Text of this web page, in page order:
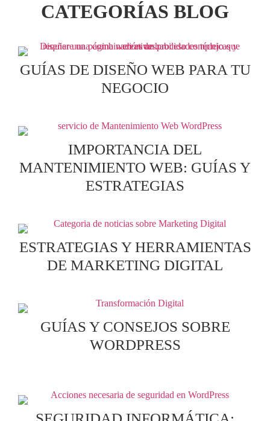
CATEGORÍAS BLOG
GUÍAS DE DISEÑO WEB PARA TU
NEGOCIO
IMPORTANCIA DEL
MANTENIMIENTO WEB: GUÍAS Y
ESTRATEGIAS
ESTRATEGIAS Y HERRAMIENTAS
DE MARKETING DIGITAL
GUÍAS Y CONSEJOS SOBRE
WORDPRESS